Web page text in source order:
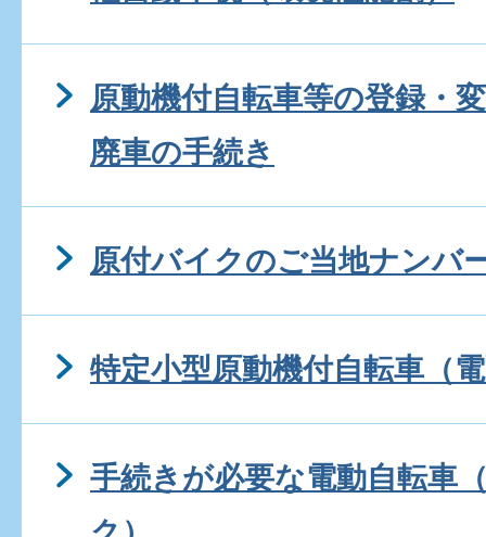
原動機付自転車等の登録・
廃車の手続き
原付バイクのご当地ナンバ
特定小型原動機付自転車（
手続きが必要な電動自転車